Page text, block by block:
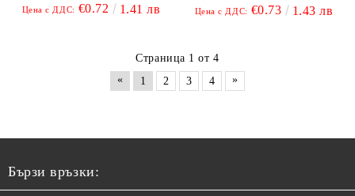
Цена с ДДС: €0.72 1.41 лв Цена с ДДС: €0.73 1.43 лв
Страница 1 от 4
«
1 2 3 4 »
Бързи връзки: